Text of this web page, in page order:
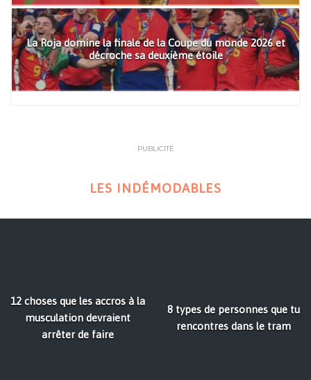
La Roja domine la finale de la Coupe du monde 2026 et
décroche sa deuxième étoile
PUBLICITÉ
LES INDÉMODABLES
12 choses que les accros à la
musculation devraient
arrêter de faire
8 types de personnes que tu
rencontres dans le tram